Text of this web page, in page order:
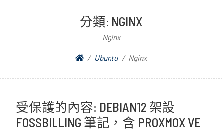
分類: NGINX
Nginx
Ubuntu Nginx
受保護的內容: DEBIAN12 架設
FOSSBILLING 筆記，含 PROXMOX VE